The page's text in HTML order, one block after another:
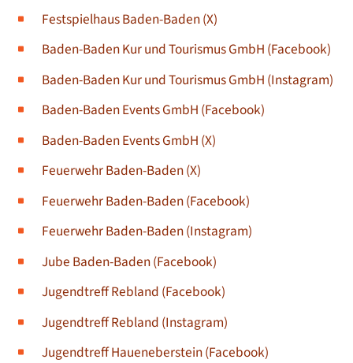
Festspielhaus Baden-Baden (X)
Baden-Baden Kur und Tourismus GmbH (Facebook)
Baden-Baden Kur und Tourismus GmbH (Instagram)
Baden-Baden Events GmbH (Facebook)
Baden-Baden Events GmbH (X)
Feuerwehr Baden-Baden (X)
Feuerwehr Baden-Baden (Facebook)
Feuerwehr Baden-Baden (Instagram)
Jube Baden-Baden (Facebook)
Jugendtreff Rebland (Facebook)
Jugendtreff Rebland (Instagram)
Jugendtreff Haueneberstein (Facebook)